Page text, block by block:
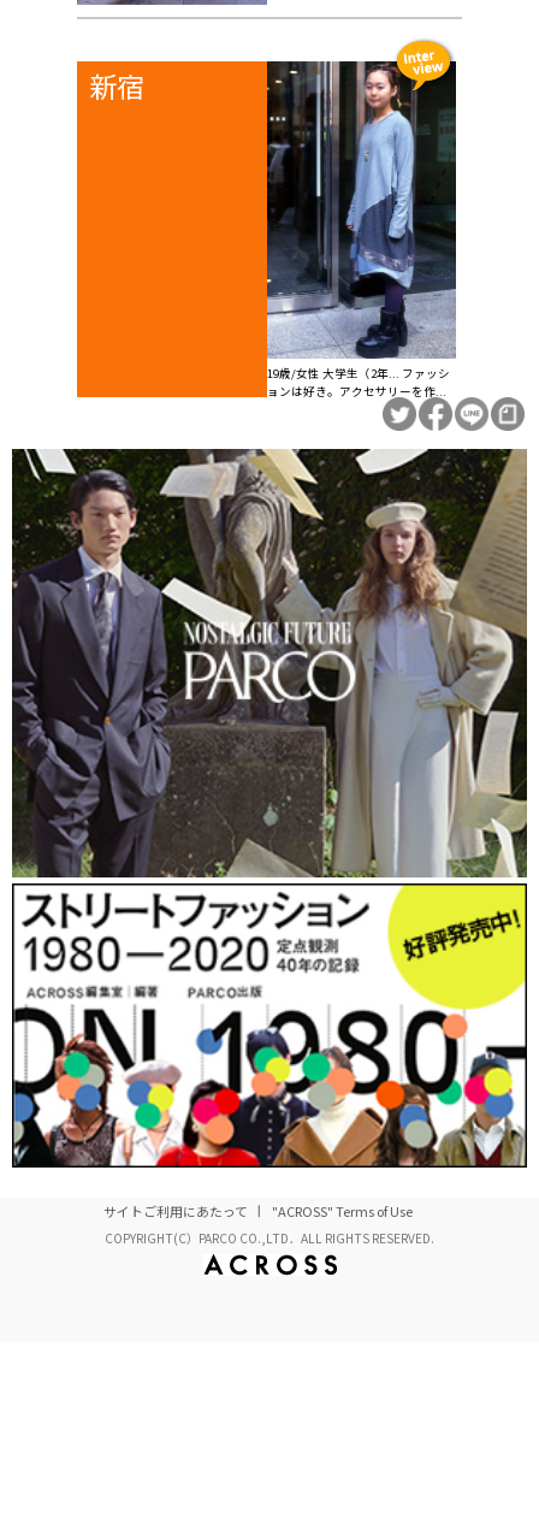
新宿
19歳/女性 大学生（2年... ファッシ
ョンは好き。アクセサリーを作...
サイトご利用にあたって "ACROSS" Terms of Use
COPYRIGHT(C）PARCO CO.,LTD．ALL RIGHTS RESERVED.